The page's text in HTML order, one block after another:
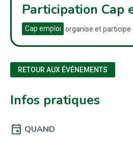
Participation Cap
Cap emploi organise et participe
RETOUR AUX ÉVÉNEMENTS
Infos pratiques
event QUAND